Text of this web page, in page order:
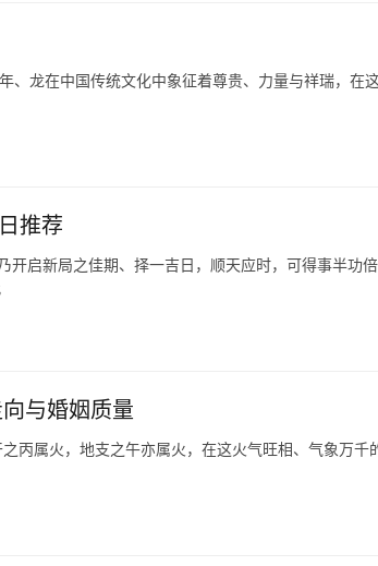
、龙在中国传统文化中象征着尊贵、力量与祥瑞，在
推荐
开启新局之佳期、择一吉日，顺天应时，可得事半功
与婚姻质量
丙属火，地支之午亦属火，在这火气旺相、气象万千